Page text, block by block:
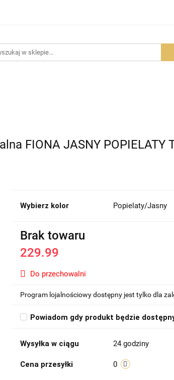
FIONA JASNY POPIELATY
Wybierz kolor Popielaty/Jasny
Brak towaru
229.99
Do przechowalni
Program lojalnościowy dostępny jest tylko dla
Powiadom gdy produkt będzie
Wysyłka w ciągu 24 godziny
Cena przesyłki 0